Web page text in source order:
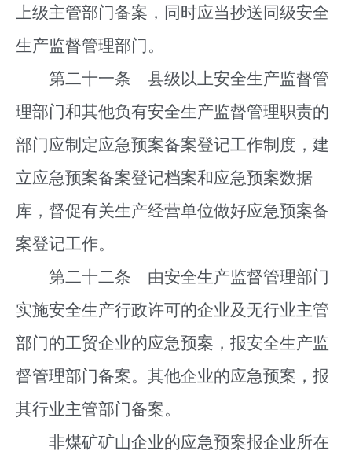
上级主管部门备案，同时应当抄送同级安全
生产监督管理部门。
第二十一条 县级以上安全生产监督管
理部门和其他负有安全生产监督管理职责的
部门应制定应急预案备案登记工作制度，建
立应急预案备案登记档案和应急预案数据
库，督促有关生产经营单位做好应急预案备
案登记工作。
第二十二条 由安全生产监督管理部门
实施安全生产行政许可的企业及无行业主管
部门的工贸企业的应急预案，报安全生产监
督管理部门备案。其他企业的应急预案，报
其行业主管部门备案。
非煤矿矿山企业的应急预案报企业所在